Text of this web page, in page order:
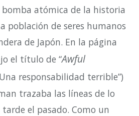
atómica de la historia
población de seres humanos
de Japón. En la página
el título de “Awful
responsabilidad terrible”)
trazaba las líneas de lo
el pasado. Como un